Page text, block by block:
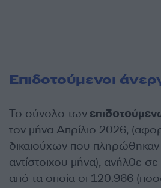
Επιδοτούμενοι
Το σύνολο των
τον μήνα Απρίλιο 2026,
δικαιούχων που πληρώθηκαν
αντίστοιχου μήνα), ανήλθε σε
από τα οποία οι 120.966